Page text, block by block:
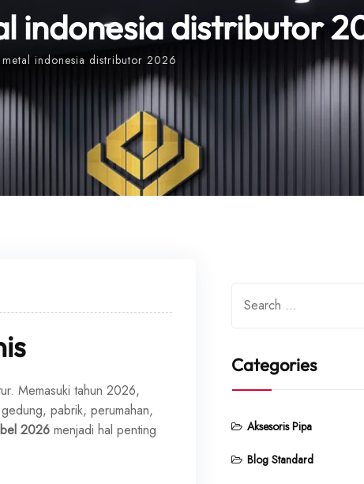
indonesia distributor
indonesia distributor 2026
Memasuki tahun 2026,
pabrik, perumahan,
2026 menjadi hal penting
Categories
Aksesoris Pipa
Blog Standard